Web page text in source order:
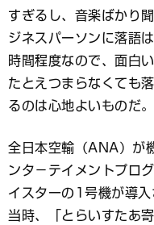
すぎるし、音楽ばかり
ジネスパーソンに落語
時間程度なので、面白
たとえつまらなくても
るのは心地よいものだ。
全日本空輸（ANA）が
ンタ－テイメントプロ
イスターの1号機が導
当時、「とらいすたあ